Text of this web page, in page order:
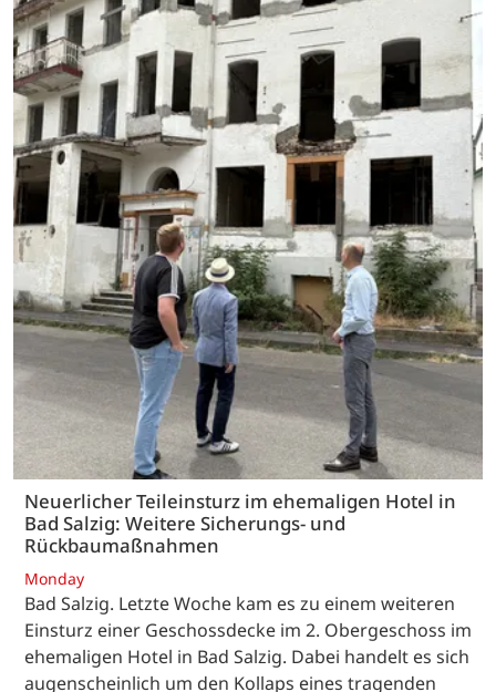
Neuerlicher Teileinsturz im ehemaligen Hotel in
Bad Salzig: Weitere Sicherungs- und
Rückbaumaßnahmen
Monday
Bad Salzig. Letzte Woche kam es zu einem weiteren
Einsturz einer Geschossdecke im 2. Obergeschoss im
ehemaligen Hotel in Bad Salzig. Dabei handelt es sich
augenscheinlich um den Kollaps eines tragenden